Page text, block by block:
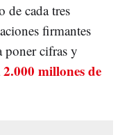
de cada tres
firmantes
poner cifras y
2.000 millones de